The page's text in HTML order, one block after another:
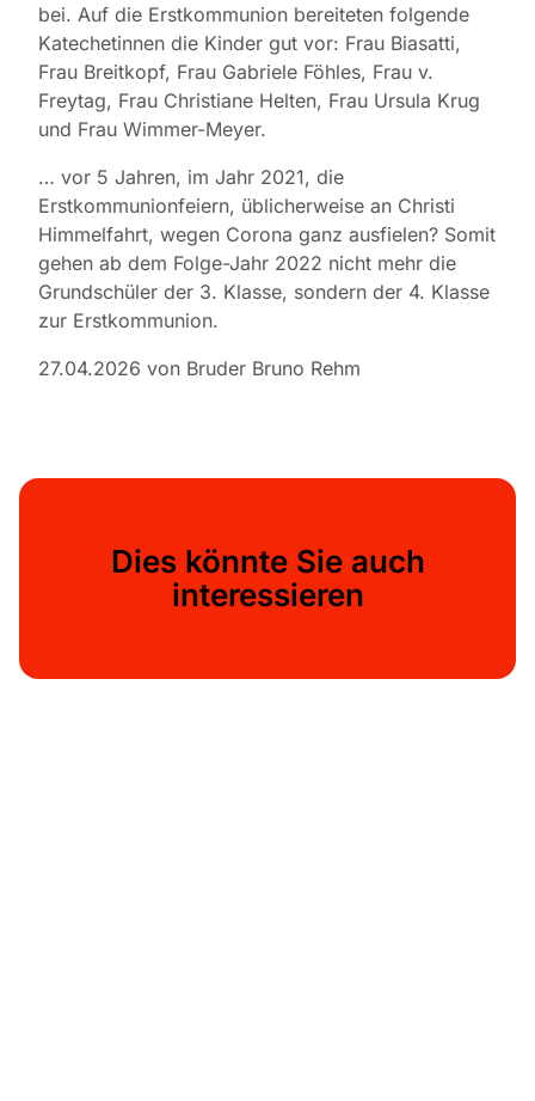
bei. Auf die Erstkommunion bereiteten folgende
Katechetinnen die Kinder gut vor: Frau Biasatti,
Frau Breitkopf, Frau Gabriele Föhles, Frau v.
Freytag, Frau Christiane Helten, Frau Ursula Krug
und Frau Wimmer-Meyer.
… vor 5 Jahren, im Jahr 2021, die
Erstkommunionfeiern, üblicherweise an Christi
Himmelfahrt, wegen Corona ganz ausfielen? Somit
gehen ab dem Folge-Jahr 2022 nicht mehr die
Grundschüler der 3. Klasse, sondern der 4. Klasse
zur Erstkommunion.
27.04.2026 von Bruder Bruno Rehm
Dies könnte Sie auch
interessieren